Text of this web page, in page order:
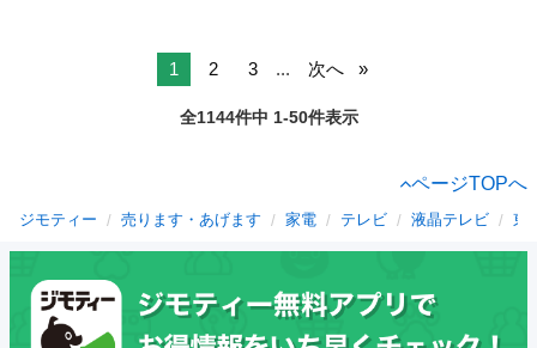
1 2 3 ... 次へ
全1144件中 1-50件表示
ページTOPへ
ジモティー 売ります・あげます 家電 テレビ 液晶テレビ 東